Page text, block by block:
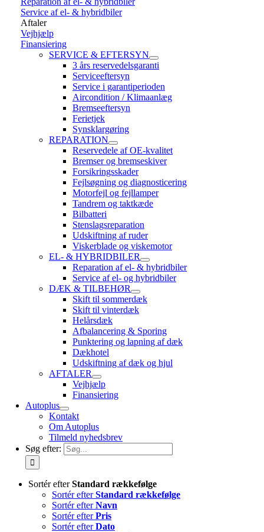
Service af el- & hybridbiler
Aftaler
Vejhjælp
Finansiering
SERVICE & EFTERSYN
3 års reservedelsgaranti
Serviceeftersyn
Service i garantiperioden
Aircondition / Klimaanlæg
Bremseeftersyn
Ferietjek
Synsklargøring
REPARATION
Reservedele af OE-kvalitet
Bremser og bremseskiver
Forsikringsskader
Fejlsøgning og diagnosticering
Motorfejl og fejllamper
Tandrem og taktkæde
Bilbatteri
Stenslagsreparation
Udskiftning af ruder
Viskerblade og viskemotor
EL- & HYBRIDBILER
Reparation af el- & hybridbiler
Service af el- og hybridbiler
DÆK & TILBEHØR
Skift til sommerdæk
Skift til vinterdæk
Helårsdæk
Afbalancering & Sporing
Punktering og lapning af dæk
Dækhotel
Udskiftning af dæk og hjul
AFTALER
Vejhjælp
Finansiering
Autoplus
Kontakt
Om Autoplus
Tilmeld nyhedsbrev
Søg efter:
Sortér efterStandard rækkefølge
Sortér efterStandard rækkefølge
Sortér efterNavn
Sortér efterPris
Sortér efterDato